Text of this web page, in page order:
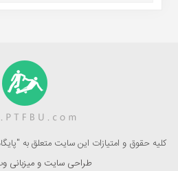
کلیه حقوق و امتیازات این سایت متعلق به
طراحی سایت و میزبانی